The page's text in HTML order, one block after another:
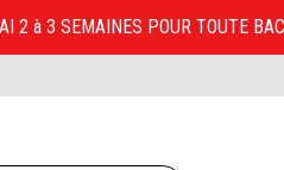
à 3 SEMAINES POUR TOUTE